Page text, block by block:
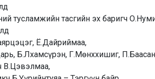
тусламжийн тасгийн эх баригч
Ё.Дайриймаа,
Б.Лхамсүрэн, Г.Мөнххишиг,
В.Цэвэлмаа,